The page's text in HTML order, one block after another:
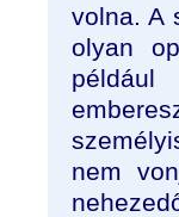
volna. A
olyan
nem